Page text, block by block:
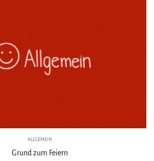
ALLGEMEIN
Grund zum Feiern